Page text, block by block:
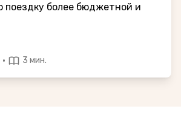
поездку более бюджетной и
· 3 мин.